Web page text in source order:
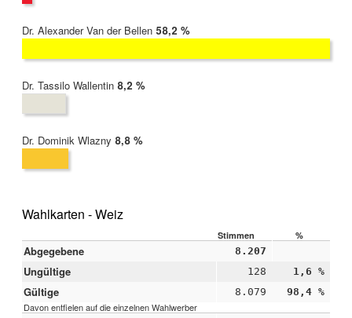
Dr. Alexander Van der Bellen 2022:
58,2 %
Dr. Tassilo Wallentin 2022:
8,2 %
Dr. Dominik Wlazny 2022:
8,8 %
Wahlkarten - Weiz
Stimmen %
Abgegebene 8.207
Ungültige 128 1,6 %
Gültige 8.079 98,4 %
Davon entfielen auf die einzelnen Wahlwerber